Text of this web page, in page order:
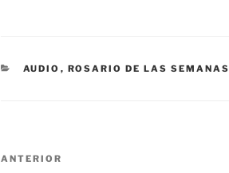
CATEGORÍAS
AUDIO , ROSARIO DE LAS SEMANAS
Navegación
Entrada
ANTERIOR